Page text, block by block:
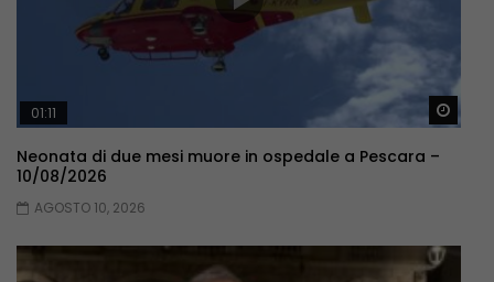
01:11
Neonata di due mesi muore in ospedale a Pescara –
10/08/2026
AGOSTO 10, 2026